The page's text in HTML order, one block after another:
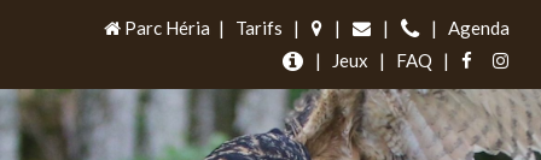
Parc Héria | Tarifs | | | |
Agenda
|
Jeux | FAQ |